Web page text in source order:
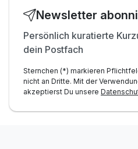
Newsletter
Persönlich kuratierte
dein Postfach
Sternchen (*) markieren
nicht an Dritte. Mit der
akzeptierst Du unsere